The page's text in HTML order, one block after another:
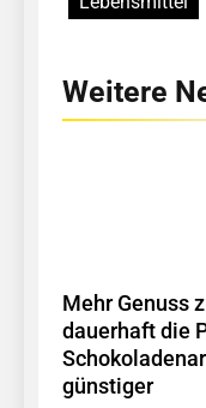
Weitere
Mehr Genuss
dauerhaft die
günstiger